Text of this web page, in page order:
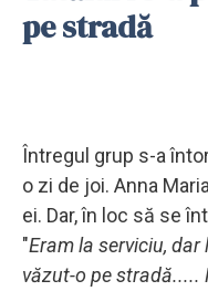
pe stradă
Întregul grup s-a
o zi de joi. Anna
ei. Dar, în loc să se
"Eram la serviciu,
văzut-o pe stradă.....